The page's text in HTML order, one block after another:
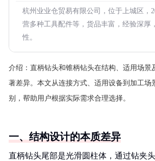
杭州业业仓贸易有限公司，位于上城区，
营多种工具配件等，货品丰富，经验深厚
性。
介绍： 直柄钻头和锥柄钻头在结构、适用场景
著差异。本文从连接方式、适用设备到加工场
别，帮助用户根据实际需求合理选择。
一、结构设计的本质差异
直柄钻头尾部是光滑圆柱体，通过钻夹